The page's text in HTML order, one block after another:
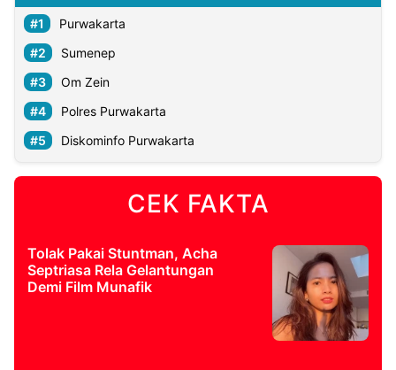
Purwakarta
Sumenep
Om Zein
Polres Purwakarta
Diskominfo Purwakarta
CEK FAKTA
Tolak Pakai Stuntman, Acha
Septriasa Rela Gelantungan
Demi Film Munafik